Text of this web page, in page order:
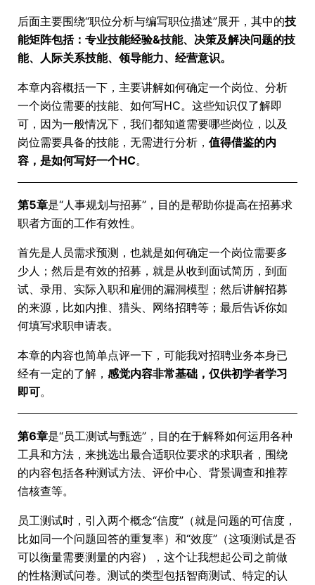
后面主要围绕“职位分析与编写职位描述”展开，其中的技
能矩阵包括：专业技能经验&技能、决策及解决问题的技
能、人际关系技能、领导能力、经营意识。
本章内容概括一下，主要讲解如何确定一个岗位、分析
一个岗位需要的技能、如何写HC。这些知识仅了解即
可，因为一般情况下，我们都知道需要哪些岗位，以及
岗位需要具备的技能，无需进行分析， 值得借鉴的内
容，是如何写好一个HC。
第5章是“人事规划与招募”，目的是帮助你提高在招募求
职者方面的工作有效性。
首先是人员需求预测，也就是如何确定一个岗位需要多
少人；然后是有效的招募，就是从收到面试简历，到面
试、录用、实际入职和雇佣的漏洞模型；然后讲解招募
的来源，比如内推、猎头、网络招聘等；最后告诉你如
何填写求职申请表。
本章的内容也简单点评一下，可能我对招聘业务本身已
经有一定的了解， 感觉内容非常基础，仅供初学者学习
即可。
第6章是“员工测试与甄选”，目的在于解释如何运用各种
工具和方法，来挑选出最合适职位要求的求职者，围绕
的内容包括各种测试方法、评价中心、背景调查和推荐
信核查等。
员工测试时，引入两个概念“信度”（就是问题的可信度，
比如同一个问题回答的重复率）和“效度”（这项测试是否
可以衡量需要测量的内容），这个让我想起公司之前做
的性格测试问卷。测试的类型包括智商测试、特定的认